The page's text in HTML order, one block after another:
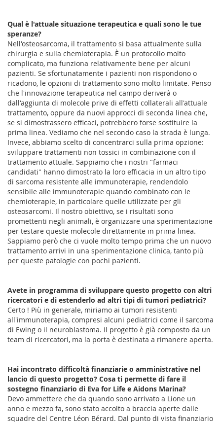
Qual è l'attuale situazione terapeutica e quali sono le tue
speranze?
Nell'osteosarcoma, il trattamento si basa attualmente sulla
chirurgia e sulla chemioterapia. È un protocollo molto
complicato, ma funziona relativamente bene per alcuni
pazienti. Se sfortunatamente i pazienti non rispondono o
ricadono, le opzioni di trattamento sono molto limitate. Penso
che l'innovazione terapeutica nel campo deriverà o
dall'aggiunta di molecole prive di effetti collaterali all'attuale
trattamento, oppure da nuovi approcci di seconda linea che,
se si dimostrassero efficaci, potrebbero forse sostituire la
prima linea. Vediamo che nel secondo caso la strada è lunga.
Invece, abbiamo scelto di concentrarci sulla prima opzione:
sviluppare trattamenti non tossici in combinazione con il
trattamento attuale. Sappiamo che i nostri "farmaci
candidati" hanno dimostrato la loro efficacia in un altro tipo
di sarcoma resistente alle immunoterapie, rendendolo
sensibile alle immunoterapie quando combinato con le
chemioterapie, in particolare quelle utilizzate per gli
osteosarcomi. Il nostro obiettivo, se i risultati sono
promettenti negli animali, è organizzare una sperimentazione
per testare queste molecole direttamente in prima linea.
Sappiamo però che ci vuole molto tempo prima che un nuovo
trattamento arrivi in una sperimentazione clinica, tanto più
per queste patologie con pochi pazienti.
Avete in programma di sviluppare questo progetto con altri
ricercatori e di estenderlo ad altri tipi di tumori pediatrici?
Certo ! Più in generale, miriamo ai tumori resistenti
all'immunoterapia, compresi alcuni pediatrici come il sarcoma
di Ewing o il neuroblastoma. Il progetto è già composto da un
team di ricercatori, ma la porta è destinata a rimanere aperta.
Hai incontrato difficoltà finanziarie o amministrative nel
lancio di questo progetto? Cosa ti permette di fare il
sostegno finanziario di Eva for Life e Aidons Marina?
Devo ammettere che da quando sono arrivato a Lione un
anno e mezzo fa, sono stato accolto a braccia aperte dalle
squadre del Centre Léon Bérard. Dal punto di vista finanziario